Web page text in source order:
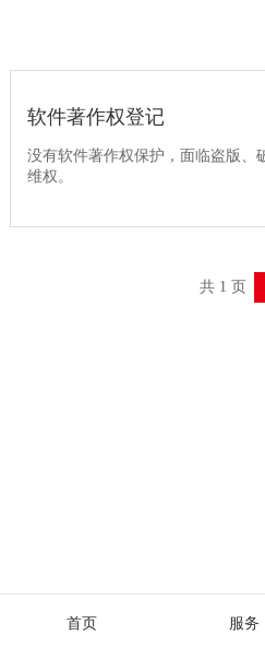
软件著作权登记
没有软件著作权保护，面临盗版、
维权。
共 1 页
首页 服务